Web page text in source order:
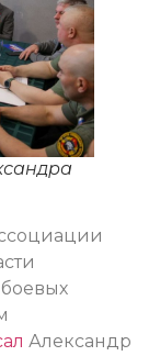
Александр